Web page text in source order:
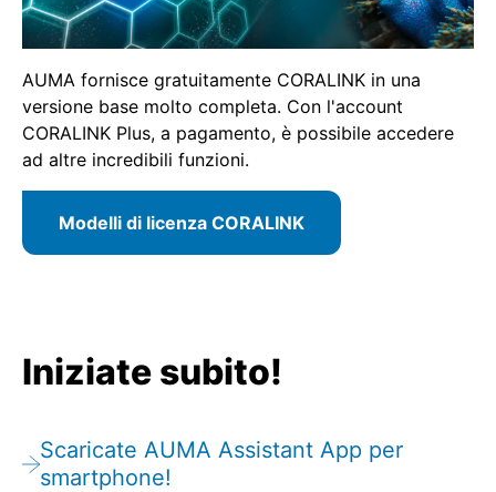
AUMA fornisce gratuitamente CORALINK in una
versione base molto completa. Con l'account
CORALINK Plus, a pagamento, è possibile accedere
ad altre incredibili funzioni.
Modelli di licenza CORALINK
Iniziate subito!
Scaricate AUMA Assistant App per
smartphone!